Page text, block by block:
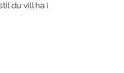
du vill ha i